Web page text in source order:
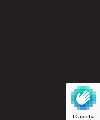
hCaptcha